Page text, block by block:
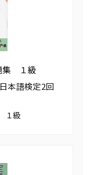
集 １級
本語検定2回
１級